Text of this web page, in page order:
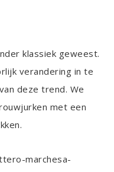
klassiek geweest.
verandering in te
deze trend. We
met een